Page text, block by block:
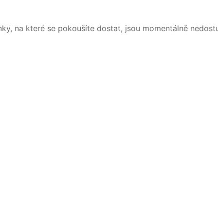
na které se pokoušíte dostat, jsou momentálně